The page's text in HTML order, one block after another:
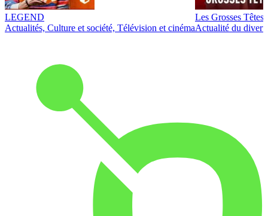
LEGEND
Actualités, Culture et société, Télévision et cinéma
Les Grosses Têtes
Actualité du